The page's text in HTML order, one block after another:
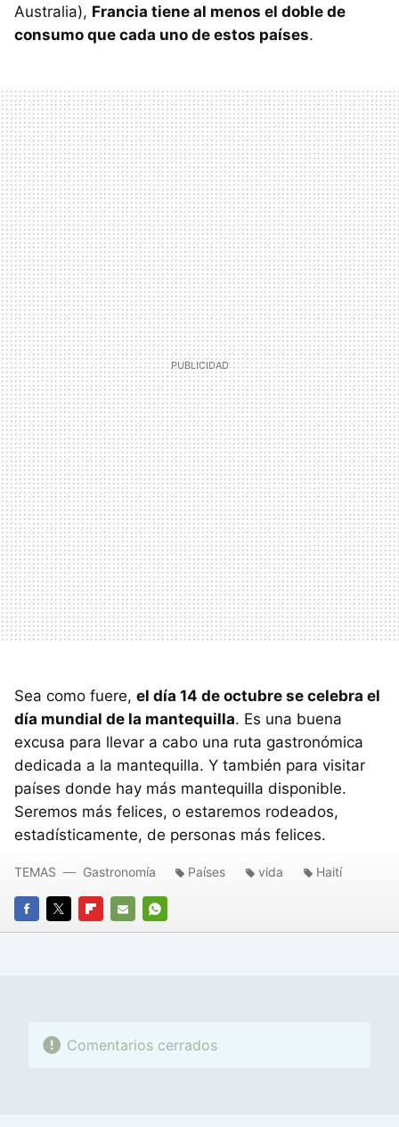
Australia), Francia tiene al menos el doble de
consumo que cada uno de estos países.
Sea como fuere, el día 14 de octubre se celebra el
día mundial de la mantequilla. Es una buena
excusa para llevar a cabo una ruta gastronómica
dedicada a la mantequilla. Y también para visitar
países donde hay más mantequilla disponible.
Seremos más felices, o estaremos rodeados,
estadísticamente, de personas más felices.
FACEBOOK
TWITTERFLIPBOARD
E-
WHATSAPP
TEMAS Gastronomía Países vida Haití
Comentarios cerrados